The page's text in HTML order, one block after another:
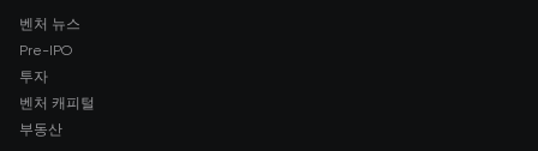
벤처 뉴스
Pre-IPO
투자
벤처 캐피털
부동산